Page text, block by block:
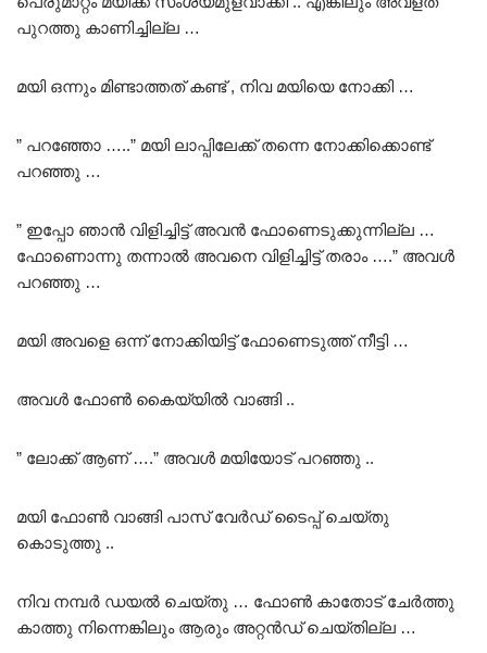
പുറത്തു കാണിച്ചില്ല …
മയി ഒന്നും മിണ്ടാത്തത് കണ്ട് , നിവ മയിയെ നോക്കി …
” പറഞ്ഞോ …..” മയി ലാപ്പിലേക്ക് തന്നെ നോക്കിക്കൊണ്ട്
പറഞ്ഞു …
” ഇപ്പോ ഞാൻ വിളിച്ചിട്ട് അവൻ ഫോണെടുക്കുന്നില്ല …
ഫോണൊന്നു തന്നാൽ അവനെ വിളിച്ചിട്ട് തരാം ….” അവൾ
പറഞ്ഞു …
മയി അവളെ ഒന്ന് നോക്കിയിട്ട് ഫോണെടുത്ത് നീട്ടി …
അവൾ ഫോൺ കൈയ്യിൽ വാങ്ങി ..
” ലോക്ക് ആണ് ….” അവൾ മയിയോട് പറഞ്ഞു ..
മയി ഫോൺ വാങ്ങി പാസ് വേർഡ് ടൈപ്പ് ചെയ്തു
കൊടുത്തു ..
നിവ നമ്പർ ഡയൽ ചെയ്തു … ഫോൺ കാതോട് ചേർത്തു
കാത്തു നിന്നെങ്കിലും ആരും അറ്റൻഡ് ചെയ്തില്ല …